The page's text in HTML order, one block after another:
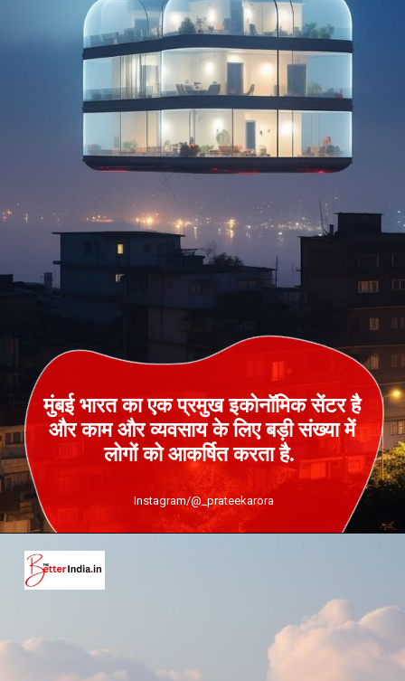
मुंबई भारत का एक प्रमुख इकोनॉमिक सेंटर है
और काम और व्यवसाय के लिए बड़ी संख्या में
लोगों को आकर्षित करता है.
Instagram/@_prateekarora